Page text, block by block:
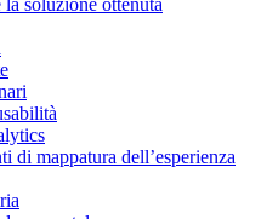
soluzione ottenuta
di mappatura dell’esperienza